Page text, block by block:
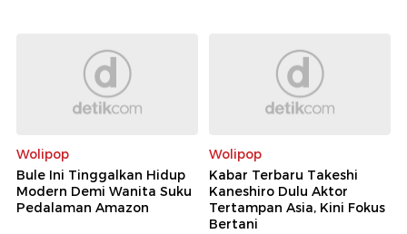
Wolipop
Bule Ini Tinggalkan Hidup
Modern Demi Wanita Suku
Pedalaman Amazon
Wolipop
Kabar Terbaru Takeshi
Kaneshiro Dulu Aktor
Tertampan Asia, Kini Fokus
Bertani